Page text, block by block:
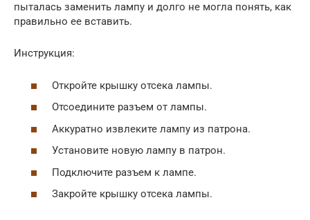
пыталась заменить лампу и долго не могла понять, как
правильно ее вставить.
Инструкция:
Откройте крышку отсека лампы.
Отсоедините разъем от лампы.
Аккуратно извлеките лампу из патрона.
Установите новую лампу в патрон.
Подключите разъем к лампе.
Закройте крышку отсека лампы.